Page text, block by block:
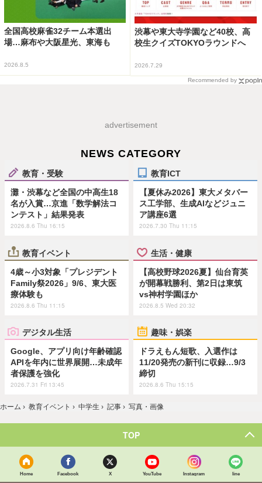
全国高校麻雀32チーム本選出
場…麻布や大阪星光、東海も
2026.8.5
渋幕や東大寺学園など40校、高
校生クイズTOKYOラウンドへ
2026.7.29
Recommended by
advertisement
NEWS CATEGORY
教育・受験
灘・渋幕など全国の中高生18
名が入賞…京進「数学解法コ
ンテスト」結果発表
2026.8.6 Thu 16:15
教育ICT
【夏休み2026】東大メタバー
ス工学部、生成AIなどジュニ
ア講座6選
2026.7.30 Thu 11:15
教育イベント
4歳～小3対象「プレジデント
Family祭2026」9/6、東大医
療体験も
2026.8.6 Thu 11:15
生活・健康
【高校野球2026夏】仙台育英
が開幕戦勝利、第2日は東筑
vs神村学園ほか
2026.8.5 Wed 20:32
デジタル生活
Google、アプリ向け年齢確認
APIを年内に世界展開…未成年
者保護を強化
2026.7.31 Fri 13:45
趣味・娯楽
ドラえもん短歌、入選作は
11/20発売の新刊に収録…9/3
締切
2026.8.6 Thu 15:15
ホーム › 教育イベント › 中学生 › 記事 › 写真・画像
TOP
Home Facebook X YouTube Instagram line